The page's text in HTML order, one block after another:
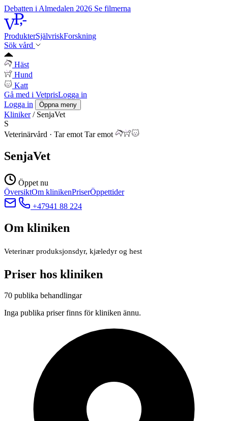
Debatten i Almedalen 2026 Se filmerna
ProdukterSjälvriskForskning
Sök vård
Häst
Hund
Katt
Gå med i VetprisLogga in
Logga in
Öppna meny
Kliniker / SenjaVet
S
Veterinärvård · Tar emot Tar emot
SenjaVet
Öppet nu
ÖversiktOm klinikenPriserÖppettider
+47941 88 224
Om kliniken
Veterinær produksjonsdyr, kjæledyr og hest
Priser hos kliniken
70 publika behandlingar
Inga publika priser finns för kliniken ännu.